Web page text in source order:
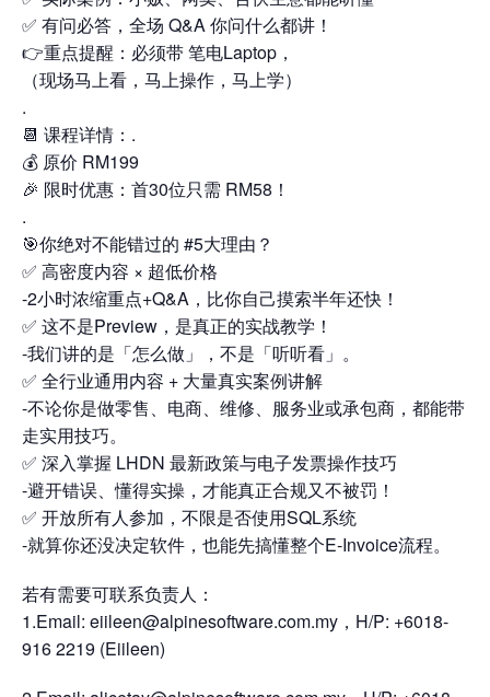
✅ 有问必答，全场 Q&A 你问什么都讲！
👉重点提醒：必须带 笔电Laptop，
（现场马上看，马上操作，马上学）
.
📆 课程详情：.
💰 原价 RM199
🎉 限时优惠：首30位只需 RM58！
.
🎯你绝对不能错过的 #5大理由？
✅ 高密度内容 × 超低价格
-2小时浓缩重点+Q&A，比你自己摸索半年还快！
✅ 这不是Preview，是真正的实战教学！
-我们讲的是「怎么做」，不是「听听看」。
✅ 全行业通用内容 + 大量真实案例讲解
-不论你是做零售、电商、维修、服务业或承包商，都能带
走实用技巧。
✅ 深入掌握 LHDN 最新政策与电子发票操作技巧
-避开错误、懂得实操，才能真正合规又不被罚！
✅ 开放所有人参加，不限是否使用SQL系统
-就算你还没决定软件，也能先搞懂整个E-Invoice流程。
若有需要可联系负责人：
1.Email: eiileen@alpinesoftware.com.my，H/P: +6018-
916 2219 (Eiileen)